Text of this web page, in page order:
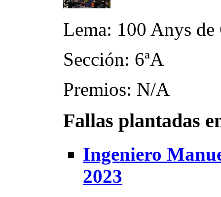
Lema: 100 Anys de
Sección: 6ªA
Premios: N/A
Fallas plantadas
Ingeniero
2023